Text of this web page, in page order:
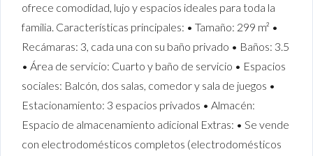
ofrece comodidad, lujo y espacios ideales para toda la
familia. Características principales: • Tamaño: 299 m² •
Recámaras: 3, cada una con su baño privado • Baños: 3.5
• Área de servicio: Cuarto y baño de servicio • Espacios
sociales: Balcón, dos salas, comedor y sala de juegos •
Estacionamiento: 3 espacios privados • Almacén:
Espacio de almacenamiento adicional Extras: • Se vende
con electrodomésticos completos (electrodomésticos